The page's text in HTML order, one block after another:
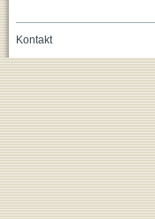
Kontakt